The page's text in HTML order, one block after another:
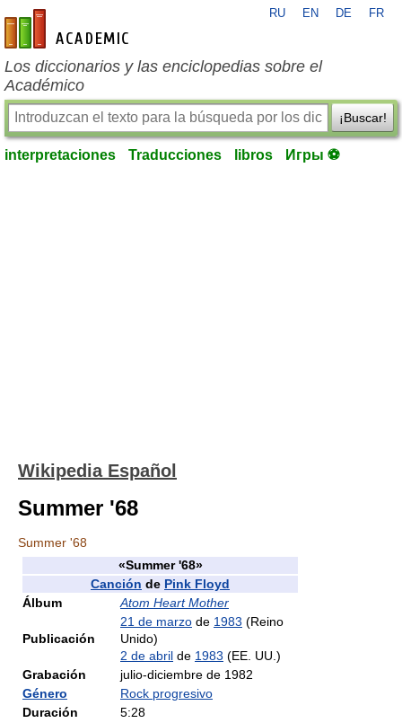
es-academic.com
RU EN DE FR
Los diccionarios y las enciclopedias sobre el
Académico
¡Buscar!
interpretaciones Traducciones libros Игры ⚽
Wikipedia Español
Summer '68
Summer '68
«Summer '68»
Canción de Pink Floyd
Álbum
Atom Heart Mother
Publicación
21 de marzo de 1983 (Reino
Unido)
2 de abril de 1983 (EE. UU.)
Grabación
julio-diciembre de 1982
Género
Rock progresivo
Duración
5:28